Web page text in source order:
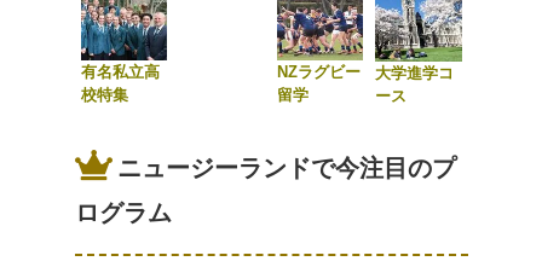
有名私立高
校特集
NZラグビー
留学
大学進学コ
ース
ニュージーランドで今注目のプ
ログラム